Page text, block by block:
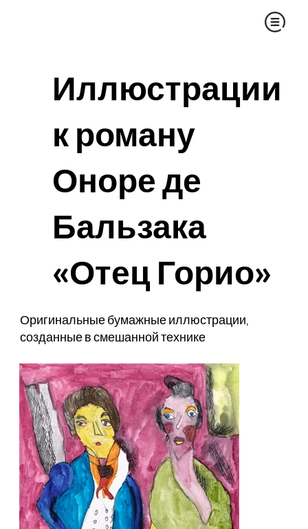
Оригинальные бумажные иллюстрации,
созданные в смешанной технике
Иллюстрации
к роману
Оноре де
Бальзака
«Отец Горио»